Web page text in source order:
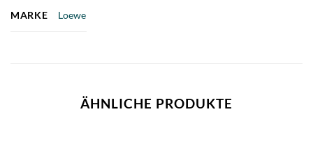
MARKE Loewe
ÄHNLICHE PRODUKTE